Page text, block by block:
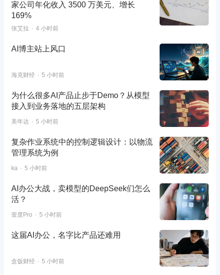
家公司年化收入 3500 万美元、增长
169%
张艾拉 4 小时前
AI博主站上风口
海克财经 5 小时前
为什么很多AI产品止步于Demo？从模型
接入到业务落地的五层架构
美年达 5 小时前
复杂作业系统中的控制逻辑设计：以物流
管理系统为例
ka 5 小时前
AI办公大战，卖模型的DeepSeek们怎么
活？
壹度Pro 5 小时前
这届AI办公，名字比产品还难用
盒饭财经 5 小时前